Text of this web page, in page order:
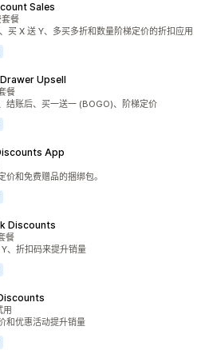
Sales
餐
买 X 送 Y、多买多折和数量阶梯定价的折扣应用
Upsell
餐
结账后、买一送一 (BOGO)、阶梯定价
App
和免费赠品的捆绑包。
Discounts
餐
、折扣码来提升销量
用
和优惠活动提升销量